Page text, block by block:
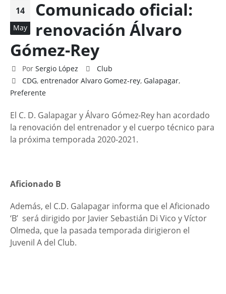
14
May
Comunicado oficial:
renovación Álvaro
Gómez-Rey
Por Sergio López
Club
CDG,entrenador Alvaro Gomez-rey,Galapagar,
Preferente
El C. D. Galapagar y Álvaro Gómez-Rey han acordado
la renovación del entrenador y el cuerpo técnico para
la próxima temporada 2020-2021.
Aficionado B
Además, el C.D. Galapagar informa que el Aficionado
‘B’ será dirigido por Javier Sebastián Di Vico y Víctor
Olmeda, que la pasada temporada dirigieron el
Juvenil A del Club.